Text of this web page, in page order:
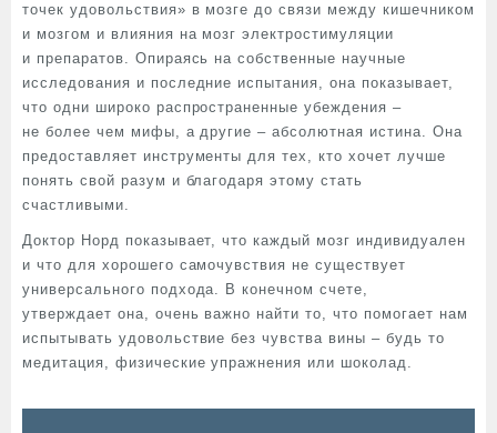
точек удовольствия» в мозге до связи между кишечником
и мозгом и влияния на мозг электростимуляции
и препаратов. Опираясь на собственные научные
исследования и последние испытания, она показывает,
что одни широко распространенные убеждения –
не более чем мифы, а другие – абсолютная истина. Она
предоставляет инструменты для тех, кто хочет лучше
понять свой разум и благодаря этому стать
счастливыми.
Доктор Норд показывает, что каждый мозг индивидуален
и что для хорошего самочувствия не существует
универсального подхода. В конечном счете,
утверждает она, очень важно найти то, что помогает нам
испытывать удовольствие без чувства вины – будь то
медитация, физические упражнения или шоколад.